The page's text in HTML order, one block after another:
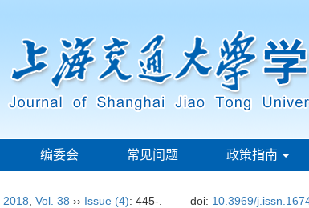
编委会 常见问题 政策指南
2018 Vol. 38 ›› Issue (4): 445-. doi: 10.3969/